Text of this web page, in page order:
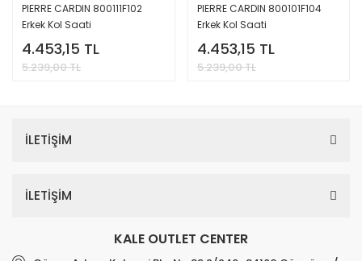
PIERRE CARDIN 800111F102
Erkek Kol Saati
4.453,15 TL
5.239,00 TL
PIERRE CARDIN 800101F104
Erkek Kol Saati
4.453,15 TL
5.239,00 TL
İLETİŞİM
İLETİŞİM
KALE OUTLET CENTER